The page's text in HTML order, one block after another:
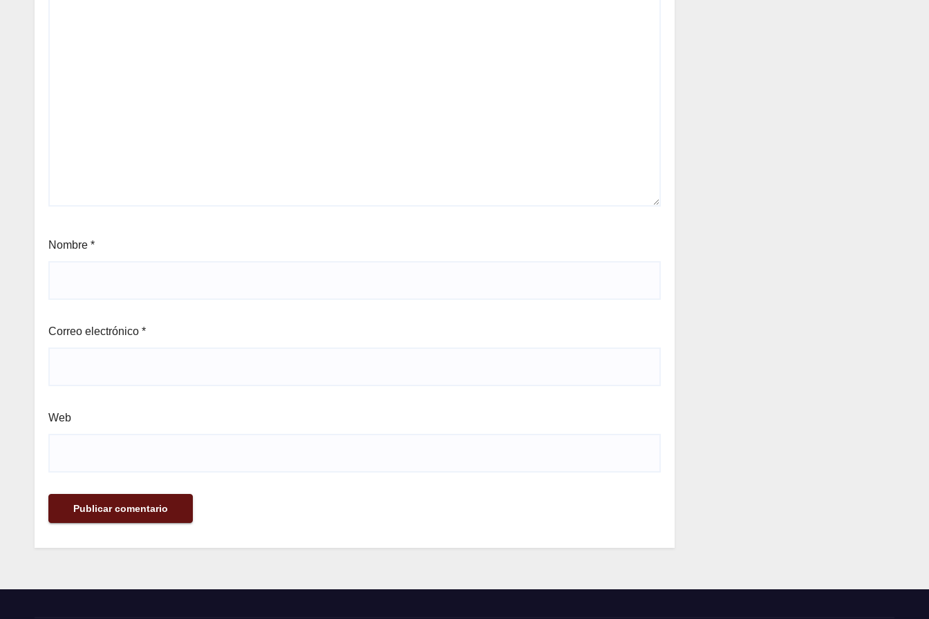
Nombre *
Correo electrónico *
Web